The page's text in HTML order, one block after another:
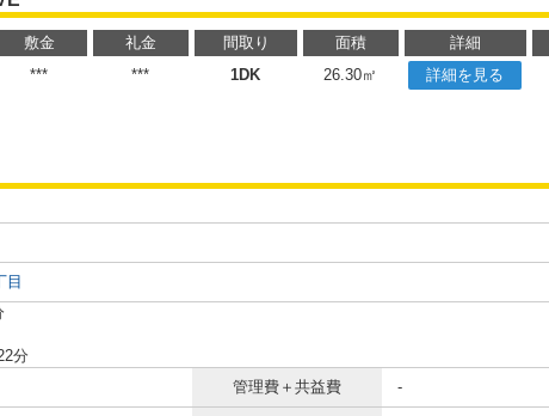
敷金 礼金 間取り 面積 詳細
*** *** 1DK 26.30㎡ 詳細を見る
目
分
管理費＋共益費 -